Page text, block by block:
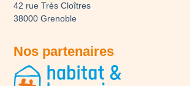
42 rue Très Cloîtres
38000 Grenoble
Nos partenaires